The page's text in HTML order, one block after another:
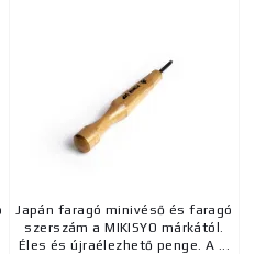
Japán faragó minivéső és faragó
szerszám a MIKISYO márkától.
Éles és újraélezhető penge. A ...